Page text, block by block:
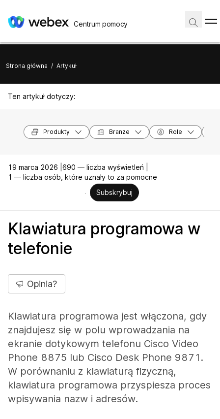
Centrum pomocy
Strona główna / Artykuł
Ten artykuł dotyczy:
Produkty Branże Role
19 marca 2026 | 690 — liczba wyświetleń |
1 — liczba osób, które uznały to za pomocne
Subskrybuj
Klawiatura programowa w
telefonie
Opinia?
Klawiatura programowa jest włączona, gdy
znajdujesz się w polu wprowadzania na
ekranie dotykowym telefonu Cisco Video
Phone 8875 lub Cisco Desk Phone 9871.
W porównaniu z klawiaturą fizyczną,
klawiatura programowa przyspiesza proces
wpisywania nazw i adresów.